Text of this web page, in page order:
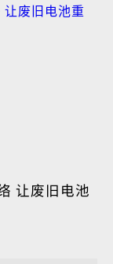
让废旧电池